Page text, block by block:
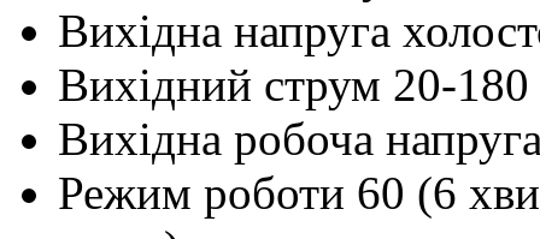
Вихідна напруга
Вихідний струм 20-
Вихідна робоча
Режим роботи 60 (6